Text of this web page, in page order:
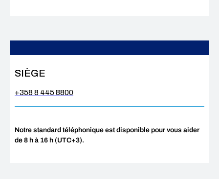
SIÈGE
+358 8 445 8800
Notre standard téléphonique est disponible pour vous aider
de 8 h à 16 h (UTC+3).